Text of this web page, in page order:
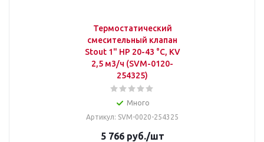
Термостатический
смесительный клапан
Stout 1" НР 20-43 °С, KV
2,5 м3/ч (SVM-0120-
254325)
Много
Артикул: SVM-0020-254325
5 766руб./шт